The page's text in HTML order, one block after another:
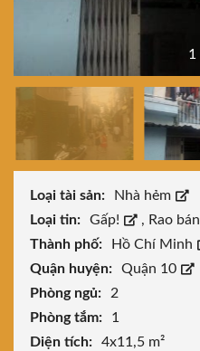
1
Loại tài sản:
Nhà hẻm
Loại tin:
Gấp! , Rao bán
Thành phố:
Hồ Chí Minh
Quận huyện:
Quận 10
Phòng ngủ:
2
Phòng tắm:
1
Diện tích:
4x11,5 m²